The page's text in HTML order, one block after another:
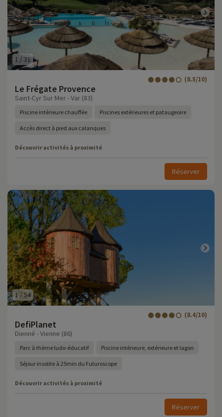
1 /31
Le Frégate Provence
(8.5/10)
Saint-Cyr Sur Mer - Var (83)
Piscine intérieure chauffée Piscines extérieures et pataugeoire
Accès direct à pied aux calanques
Découvrir activités à proximité
Réserver
1 /54
DefiPlanet
(8.4/10)
Dienné - Vienne (86)
Parc à thème ludo-éducatif Piscine intérieure, extérieure et lagon
Séjour insolite à 25min du Futuroscope
Découvrir activités à proximité
Réserver